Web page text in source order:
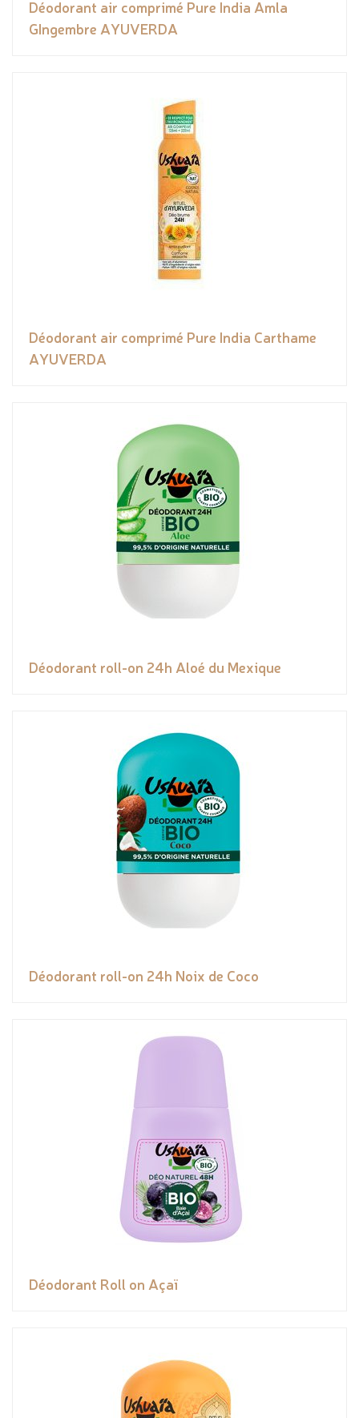
Déodorant air comprimé Pure India Amla
GIngembre AYUVERDA
Déodorant air comprimé Pure India Carthame
AYUVERDA
Déodorant roll-on 24h Aloé du Mexique
Déodorant roll-on 24h Noix de Coco
Déodorant Roll on Açaï